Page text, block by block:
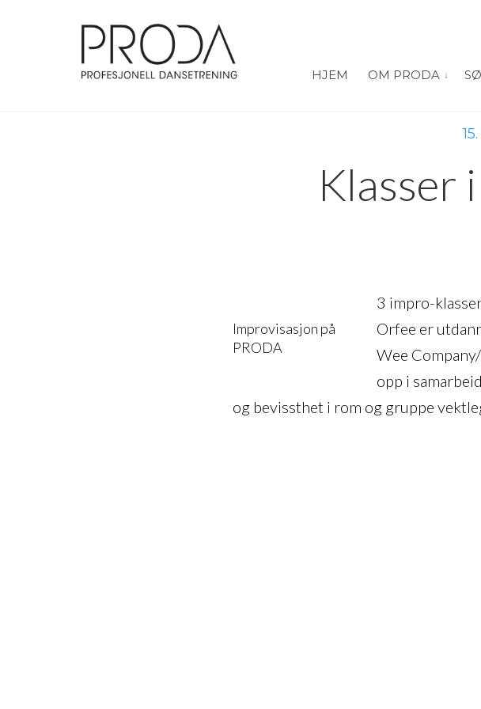
HJEM
OM PRODA vis
Klasser
Improvisasjon på
PRODA
3 impro-
Orfee er
Wee
opp i
og bevissthet i rom og gruppe